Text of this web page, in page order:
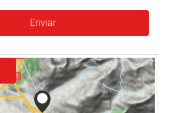
Enviar